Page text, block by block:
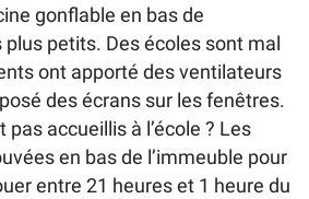
gonflable en bas de
plus petits. Des écoles sont mal
ont apporté des ventilateurs
des écrans sur les fenêtres.
accueillis à l’école ? Les
en bas de l’immeuble pour
entre 21 heures et 1 heure du